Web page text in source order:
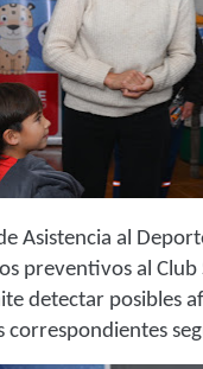
Asistencia al
preventivos al
detectar posibles
correspondientes